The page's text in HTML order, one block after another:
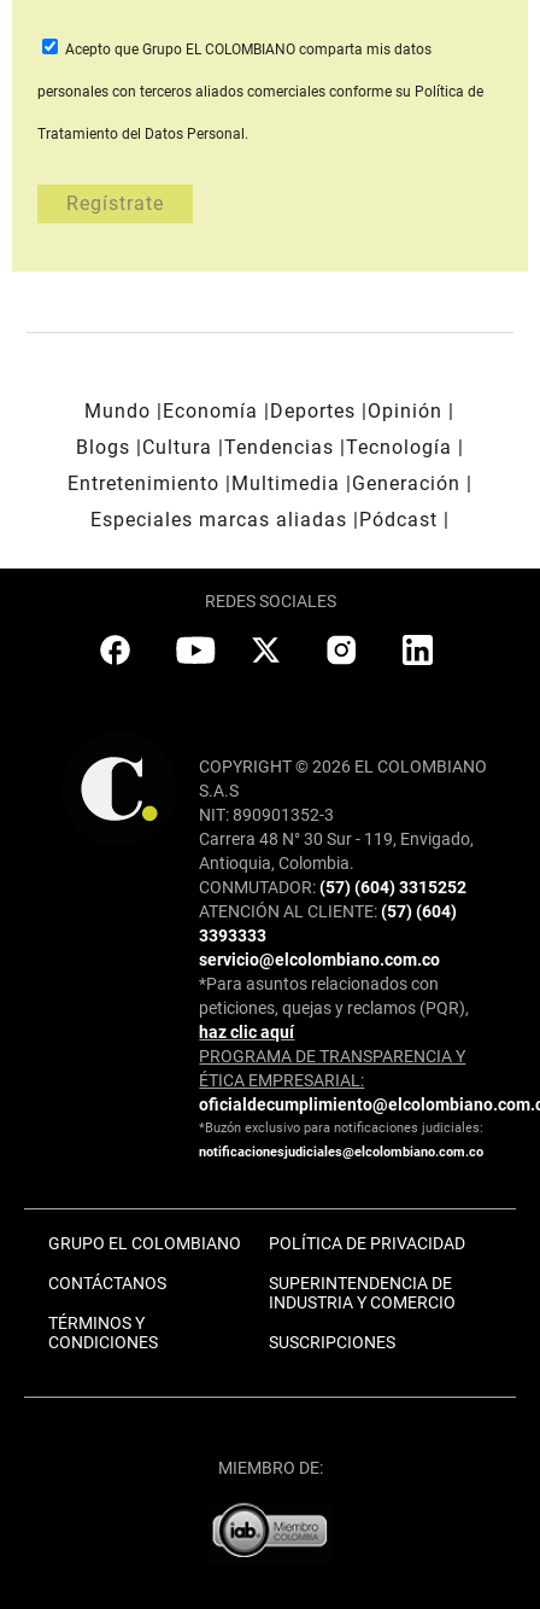
Acepto que Grupo EL COLOMBIANOcomparta mis datos
personales con terceros aliados comerciales conforme su Política de
Tratamiento del Datos Personal.
Mundo Economía Deportes
Opinión
Blogs
Cultura Tendencias Tecnología
Entretenimiento
Multimedia
Generación
Especiales marcas aliadas
Pódcast
REDES SOCIALES
COPYRIGHT © 2026 EL COLOMBIANO
S.A.S
NIT: 890901352-3
Carrera 48 N° 30 Sur - 119, Envigado,
Antioquia, Colombia.
CONMUTADOR:(57) (604) 3315252
ATENCIÓN AL CLIENTE:(57) (604)
3393333
servicio@elcolombiano.com.co
*Para asuntos relacionados con
peticiones, quejas y reclamos (PQR),
haz clic aquí
PROGRAMA DE TRANSPARENCIA Y
ÉTICA EMPRESARIAL:
*Buzón exclusivo para notificaciones judiciales:
notificacionesjudiciales@elcolombiano.com.co
GRUPO EL COLOMBIANO
CONTÁCTANOS
TÉRMINOS Y
CONDICIONES
POLÍTICA DE PRIVACIDAD
SUPERINTENDENCIA DE
INDUSTRIA Y COMERCIO
SUSCRIPCIONES
MIEMBRO DE: